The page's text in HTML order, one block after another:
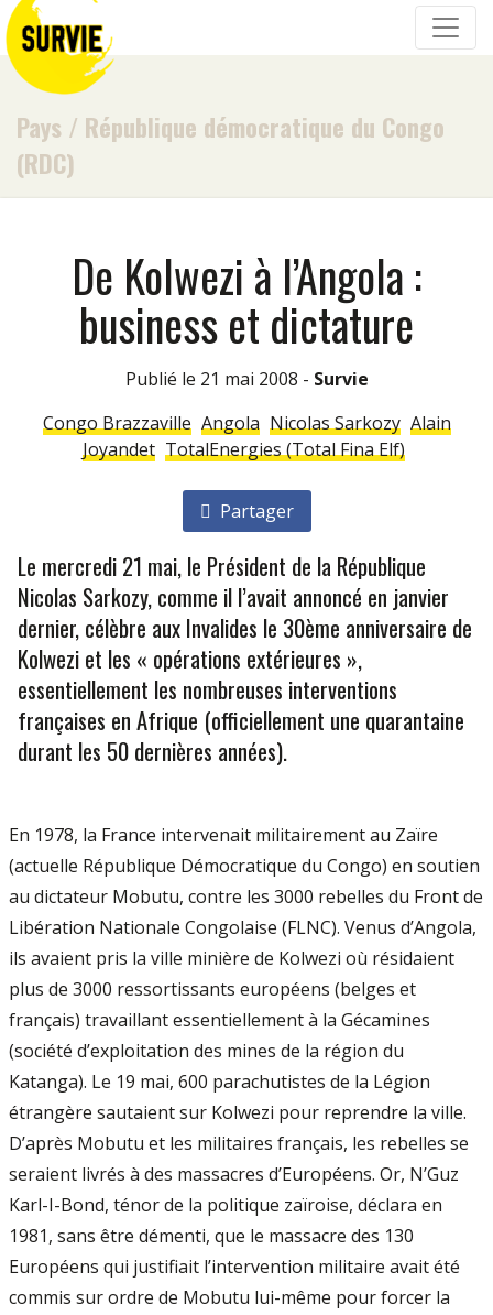
Pays / République démocratique du Congo
(RDC)
De Kolwezi à l’Angola :
business et dictature
Publié le 21 mai 2008 - Survie
Congo Brazzaville Angola Nicolas Sarkozy Alain
Joyandet TotalEnergies (Total Fina Elf)
Partager
Le mercredi 21 mai, le Président de la République
Nicolas Sarkozy, comme il l’avait annoncé en janvier
dernier, célèbre aux Invalides le 30ème anniversaire de
Kolwezi et les « opérations extérieures »,
essentiellement les nombreuses interventions
françaises en Afrique (officiellement une quarantaine
durant les 50 dernières années).
En 1978, la France intervenait militairement au Zaïre
(actuelle République Démocratique du Congo) en soutien
au dictateur Mobutu, contre les 3000 rebelles du Front de
Libération Nationale Congolaise (FLNC). Venus d’Angola,
ils avaient pris la ville minière de Kolwezi où résidaient
plus de 3000 ressortissants européens (belges et
français) travaillant essentiellement à la Gécamines
(société d’exploitation des mines de la région du
Katanga). Le 19 mai, 600 parachutistes de la Légion
étrangère sautaient sur Kolwezi pour reprendre la ville.
D’après Mobutu et les militaires français, les rebelles se
seraient livrés à des massacres d’Européens. Or, N’Guz
Karl-I-Bond, ténor de la politique zaïroise, déclara en
1981, sans être démenti, que le massacre des 130
Européens qui justifiait l’intervention militaire avait été
commis sur ordre de Mobutu lui-même pour forcer la